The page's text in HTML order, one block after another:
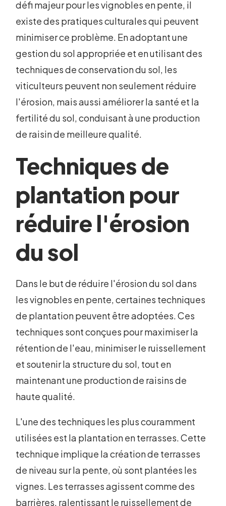
défi majeur pour les vignobles en pente, il
existe des pratiques culturales qui peuvent
minimiser ce problème. En adoptant une
gestion du sol appropriée et en utilisant des
techniques de conservation du sol, les
viticulteurs peuvent non seulement réduire
l'érosion, mais aussi améliorer la santé et la
fertilité du sol, conduisant à une production
de raisin de meilleure qualité.
Techniques de
plantation pour
réduire l'érosion
du sol
Dans le but de réduire l'érosion du sol dans
les vignobles en pente, certaines techniques
de plantation peuvent être adoptées. Ces
techniques sont conçues pour maximiser la
rétention de l'eau, minimiser le ruissellement
et soutenir la structure du sol, tout en
maintenant une production de raisins de
haute qualité.
L'une des techniques les plus couramment
utilisées est la plantation en terrasses. Cette
technique implique la création de terrasses
de niveau sur la pente, où sont plantées les
vignes. Les terrasses agissent comme des
barrières, ralentissant le ruissellement de